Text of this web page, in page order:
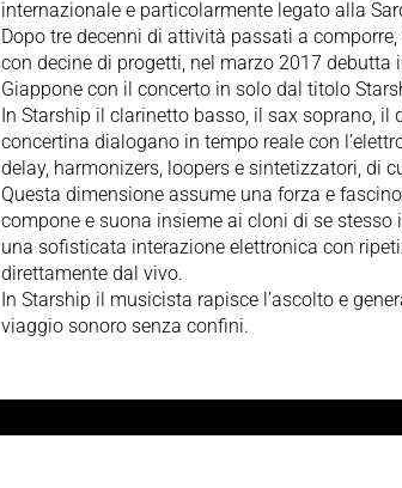
internazionale e particolarmente legato alla
Dopo tre decenni di attività passati a
con decine di progetti, nel marzo 2017 debutta
Giappone con il concerto in solo dal titolo
In Starship il clarinetto basso, il sax soprano, il
concertina dialogano in tempo reale con
delay, harmonizers, loopers e sintetizzatori, di
Questa dimensione assume una forza e
compone e suona insieme ai cloni di se stesso
una sofisticata interazione elettronica con
direttamente dal vivo.
In Starship il musicista rapisce l’ascolto e
viaggio sonoro senza confini.